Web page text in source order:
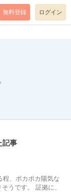
level=notice
無料登録 ログイン
記事
、ポカポカ陽気な
うです。 証拠に、